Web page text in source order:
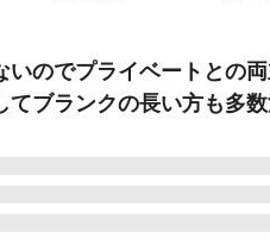
のでプライベートとの
ブランクの長い方も多